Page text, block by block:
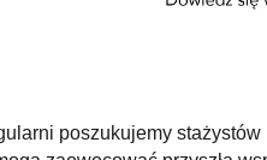
poszukujemy